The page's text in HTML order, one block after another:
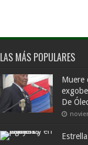
LAS MÁS POPULARES
Muere
De